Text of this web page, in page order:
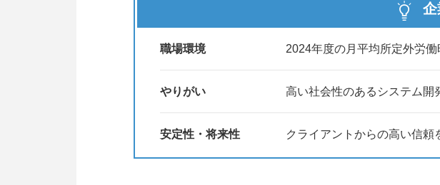
企
職場環境 2024年度の月平均所定外労
やりがい 高い社会性のあるシステム開
安定性・将来性 クライアントからの高い信頼